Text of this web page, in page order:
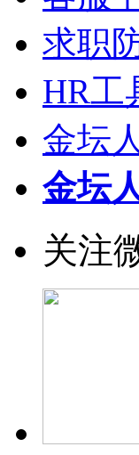
求职
HR工
金坛
金坛
关注